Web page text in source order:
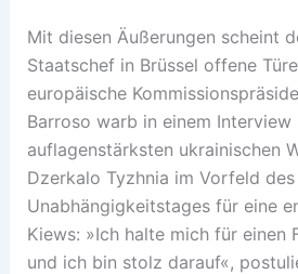
Mit diesen Äußerungen scheint
Staatschef in Brüssel offene
europäische
Barroso warb in einem Interview
auflagenstärksten ukrainischen
Dzerkalo Tyzhnia im Vorfeld
Unabhängigkeitstages für eine
Kiews: »Ich halte mich für einen
und ich bin stolz darauf«,